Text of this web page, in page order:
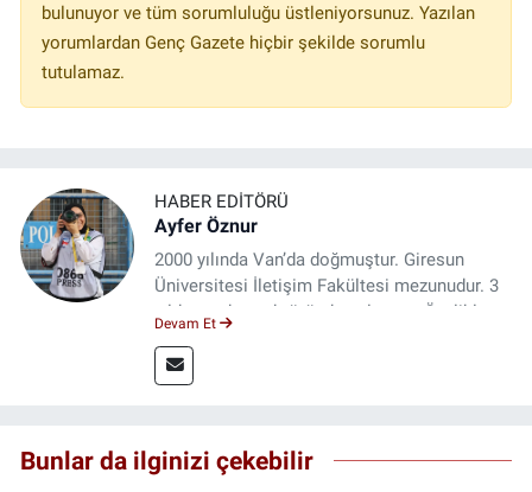
bulunuyor ve tüm sorumluluğu üstleniyorsunuz. Yazılan
yorumlardan Genç Gazete hiçbir şekilde sorumlu
tutulamaz.
HABER EDITÖRÜ
Ayfer Öznur
2000 yılında Van’da doğmuştur. Giresun
Üniversitesi İletişim Fakültesi mezunudur. 3
yıldır medya sektöründe çalışıyor. Özelikle
Devam Et
Bunlar da ilginizi çekebilir